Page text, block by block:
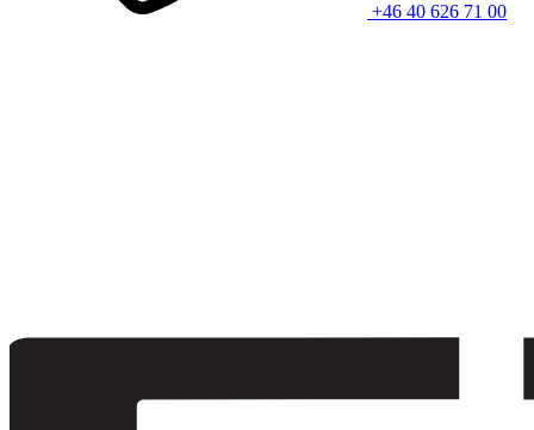
+46 40 626 71 00